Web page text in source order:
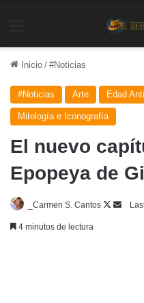
Inicio / #Noticias
#Noticias Arte Edad
Mitología e Iconografía
El nuevo
Epopeya de
_Carmen S. Cantos
Follow
Send
4 minutos de lectura